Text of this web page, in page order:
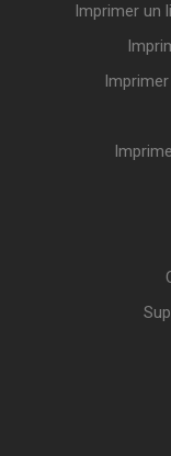
Imprimer un